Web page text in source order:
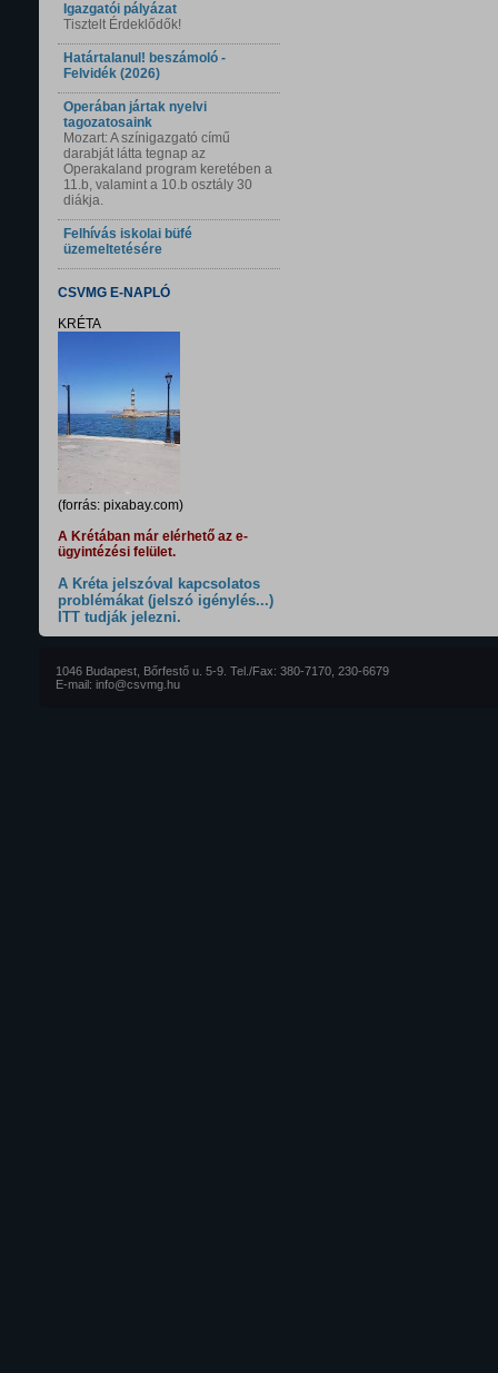
Igazgatói pályázat
Tisztelt Érdeklődők!
Határtalanul! beszámoló -
Felvidék (2026)
Operában jártak nyelvi
tagozatosaink
Mozart: A színigazgató című
darabját látta tegnap az
Operakaland program keretében a
11.b, valamint a 10.b osztály 30
diákja.
Felhívás iskolai büfé
üzemeltetésére
CSVMG E-NAPLÓ
KRÉTA
(forrás: pixabay.com)
A Krétában már elérhető az e-
ügyintézési felület.
A Kréta jelszóval kapcsolatos
problémákat (jelszó igénylés...)
ITT tudják jelezni.
1046 Budapest, Bőrfestő u. 5-9. Tel./Fax: 380-7170, 230-6679
E-mail: info@csvmg.hu